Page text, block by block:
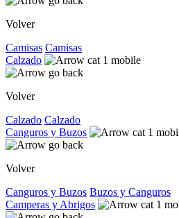
Volver
Camisas Camisas
Calzado
Volver
Calzado Calzado
Canguros y Buzos
Volver
Canguros y Buzos Buzos y Canguros
Camperas y Abrigos